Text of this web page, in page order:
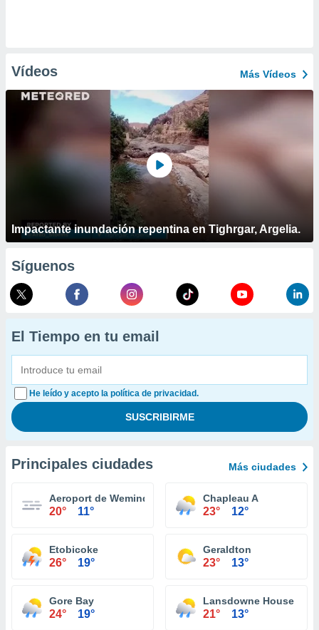
Vídeos Más Vídeos
Impactante inundación repentina en Tighrgar, Argelia.
Síguenos
El Tiempo en tu email
He leído y acepto la política de privacidad.
Principales ciudades Más ciudades
Aeroport de Wemindji
20° 11°
Chapleau A
23° 12°
Etobicoke
26° 19°
Geraldton
23° 13°
Gore Bay
24° 19°
Lansdowne House
21° 13°